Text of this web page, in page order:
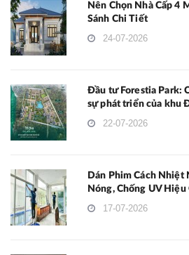
Nên Chọn Nhà Cấp 4
Sánh Chi Tiết
24-07-2026
Đầu tư Forestia Park:
sự phát triển của khu
22-07-2026
Dán Phim Cách Nhiệt
Nóng, Chống UV Hiệu
17-07-2026